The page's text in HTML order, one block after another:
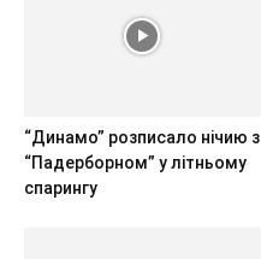
“Динамо” розписало нічию з
“Падерборном” у літньому
спарингу